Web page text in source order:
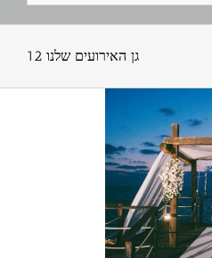
גן האירועים שלנו 12